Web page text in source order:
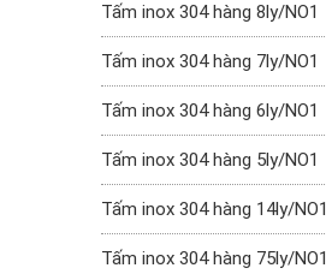
Tấm inox 304 hàng 8ly/NO1
Tấm inox 304 hàng 7ly/NO1
Tấm inox 304 hàng 6ly/NO1
Tấm inox 304 hàng 5ly/NO1
Tấm inox 304 hàng 14ly/NO1
Tấm inox 304 hàng 75ly/NO1